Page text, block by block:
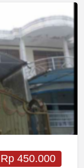
Rp 450.000